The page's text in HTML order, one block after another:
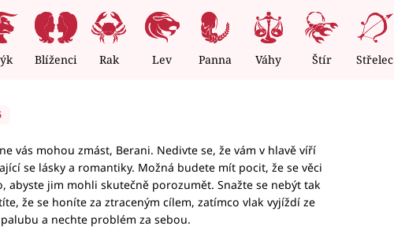
Blíženci Rak Lev Panna Váhy Štír Střelec
vás mohou zmást, Berani. Nedivte se, že vám v hlavě víří
se lásky a romantiky. Možná budete mít pocit, že se věci
abyste jim mohli skutečně porozumět. Snažte se nebýt tak
že se honíte za ztraceným cílem, zatímco vlak vyjíždí ze
a nechte problém za sebou.